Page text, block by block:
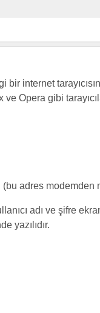
internet
ve Opera gibi
(bu adres
adı ve şifre
yazılıdır.